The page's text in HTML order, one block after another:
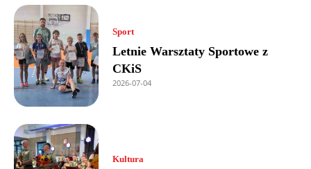
Sport
Letnie Warsztaty Sportowe z
CKiS
2026-07-04
Kultura